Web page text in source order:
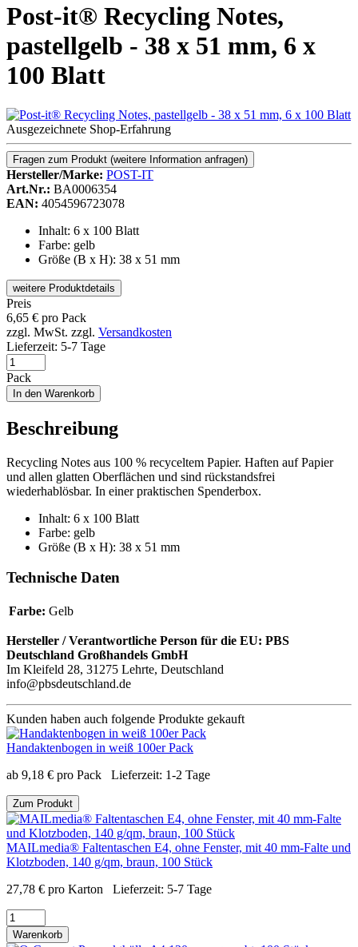
Post-it® Recycling Notes,
pastellgelb - 38 x 51 mm, 6 x
100 Blatt
Ausgezeichnete Shop-Erfahrung
Fragen zum Produkt (weitere Information anfragen)
Hersteller/Marke: POST-IT
Art.Nr.: BA0006354
EAN: 4054596723078
Inhalt: 6 x 100 Blatt
Farbe: gelb
Größe (B x H): 38 x 51 mm
weitere Produktdetails
Preis
6,65 € pro Pack
zzgl. MwSt. zzgl. Versandkosten
Lieferzeit: 5-7 Tage
Pack
In den Warenkorb
Beschreibung
Recycling Notes aus 100 % recyceltem Papier. Haften auf Papier
und allen glatten Oberflächen und sind rückstandsfrei
wiederhablösbar. In einer praktischen Spenderbox.
Inhalt: 6 x 100 Blatt
Farbe: gelb
Größe (B x H): 38 x 51 mm
Technische Daten
Farbe: Gelb
Hersteller / Verantwortliche Person für die EU: PBS
Deutschland Großhandels GmbH
Im Kleifeld 28, 31275 Lehrte, Deutschland
info@pbsdeutschland.de
Kunden haben auch folgende Produkte gekauft
Handaktenbogen in weiß 100er Pack
ab 9,18 € pro Pack Lieferzeit: 1-2 Tage
Zum Produkt
MAILmedia® Faltentaschen E4, ohne Fenster, mit 40 mm-Falte und
Klotzboden, 140 g/qm, braun, 100 Stück
27,78 € pro Karton Lieferzeit: 5-7 Tage
Warenkorb